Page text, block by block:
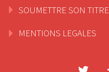
SOUMETTRE SON TITRE
MENTIONS LEGALES